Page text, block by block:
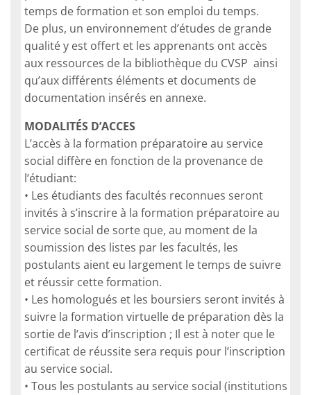
temps de formation et son emploi du temps.
De plus, un environnement d’études de grande
qualité y est offert et les apprenants ont accès
aux ressources de la bibliothèque du CVSP ainsi
qu’aux différents éléments et documents de
documentation insérés en annexe.
MODALITÉS D’ACCES
L’accès à la formation préparatoire au service
social diffère en fonction de la provenance de
l’étudiant:
• Les étudiants des facultés reconnues seront
invités à s’inscrire à la formation préparatoire au
service social de sorte que, au moment de la
soumission des listes par les facultés, les
postulants aient eu largement le temps de suivre
et réussir cette formation.
• Les homologués et les boursiers seront invités à
suivre la formation virtuelle de préparation dès la
sortie de l’avis d’inscription ; Il est à noter que le
certificat de réussite sera requis pour l’inscription
au service social.
• Tous les postulants au service social (institutions